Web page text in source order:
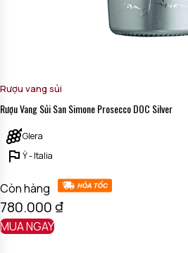
Rượu vang sủi
Rượu Vang Sủi San Simone Prosecco DOC Silver
Glera
Ý - Italia
Còn hàng
780.000₫
MUA NGAY